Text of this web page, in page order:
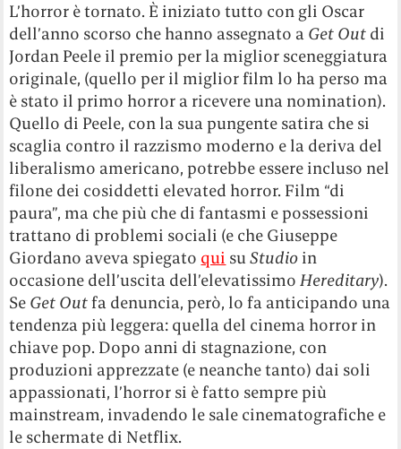
L’horror è tornato. È iniziato tutto con gli Oscar
dell’anno scorso che hanno assegnato a Get Out di
Jordan Peele il premio per la miglior sceneggiatura
originale, (quello per il miglior film lo ha perso ma
è stato il primo horror a ricevere una nomination).
Quello di Peele, con la sua pungente satira che si
scaglia contro il razzismo moderno e la deriva del
liberalismo americano, potrebbe essere incluso nel
filone dei cosiddetti elevated horror. Film “di
paura”, ma che più che di fantasmi e possessioni
trattano di problemi sociali (e che Giuseppe
Giordano aveva spiegato qui suStudio in
occasione dell’uscita dell’elevatissimoHereditary).
Se Get Outfa denuncia, però, lo fa anticipando una
tendenza più leggera: quella del cinema horror in
chiave pop. Dopo anni di stagnazione, con
produzioni apprezzate (e neanche tanto) dai soli
appassionati, l’horror si è fatto sempre più
mainstream, invadendo le sale cinematografiche e
le schermate di Netflix.